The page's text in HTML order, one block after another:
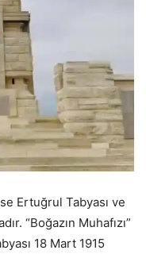
Ertuğrul Tabyası ve
“Boğazın Muhafızı”
18 Mart 1915